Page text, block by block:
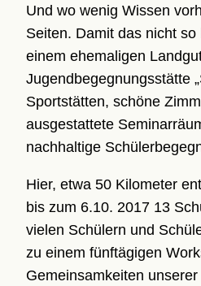
Und wo wenig Wissen
Seiten. Damit das nicht
einem ehemaligen
Jugendbegegnungsstätte
Sportstätten, schöne
ausgestattete
nachhaltige
Hier, etwa 50 Kilometer
bis zum 6.10. 2017 13
vielen Schülern und
zu einem fünftägigen
Gemeinsamkeiten